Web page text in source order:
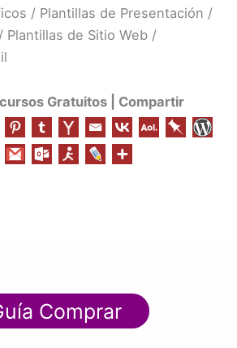
/ Plantillas de Presentación /
Plantillas de Sitio Web /
Gratuitos | Compartir
Comprar